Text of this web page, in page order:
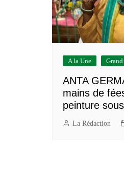
A la Une
ANTA
mains de
peinture
La Rédaction